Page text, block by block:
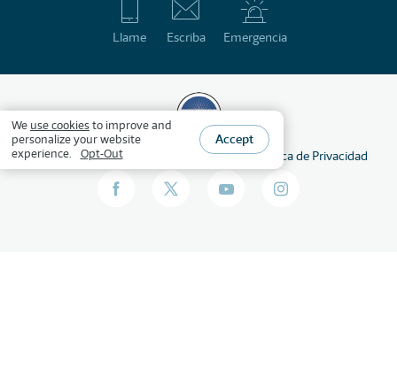
Llame Escriba Emergencia
©2026HSLDA Derechos reservados Política de Privacidad
We use cookiesto improve and
personalize your website
experience.
Opt-Out
Accept